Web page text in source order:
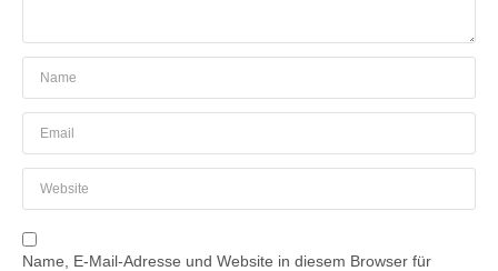
Name, E-Mail-Adresse und Website in diesem Browser für